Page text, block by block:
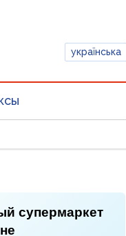
українська
супермаркет